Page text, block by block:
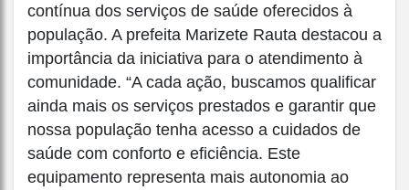
contínua dos serviços de saúde oferecidos à
população. A prefeita Marizete Rauta destacou a
importância da iniciativa para o atendimento à
comunidade. “A cada ação, buscamos qualificar
ainda mais os serviços prestados e garantir que
nossa população tenha acesso a cuidados de
saúde com conforto e eficiência. Este
equipamento representa mais autonomia ao